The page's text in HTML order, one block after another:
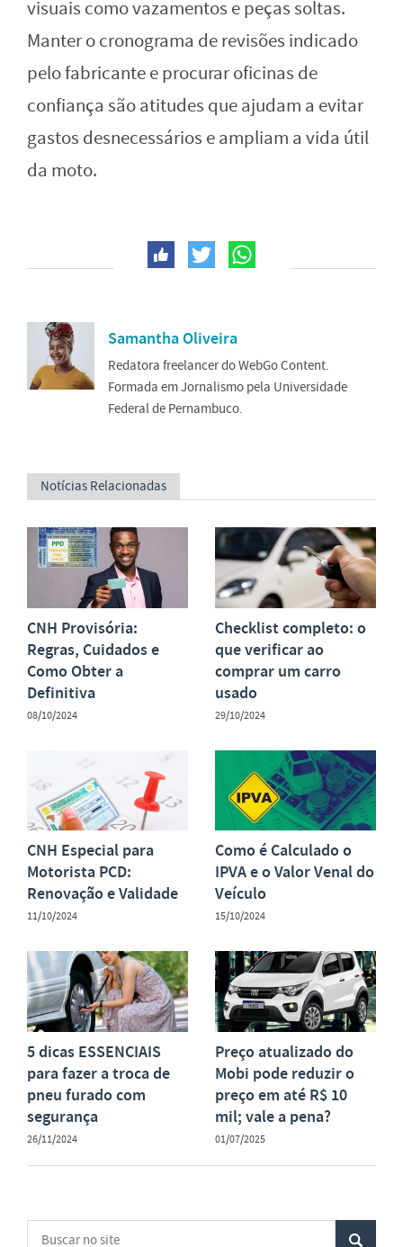
visuais como vazamentos e peças soltas.
Manter o cronograma de revisões indicado
pelo fabricante e procurar oficinas de
confiança são atitudes que ajudam a evitar
gastos desnecessários e ampliam a vida útil
da moto.
Samantha Oliveira
Redatora freelancer do WebGo Content.
Formada em Jornalismo pela Universidade
Federal de Pernambuco.
Notícias Relacionadas
CNH Provisória:
Regras, Cuidados e
Como Obter a
Definitiva
08/10/2024
Checklist completo: o
que verificar ao
comprar um carro
usado
29/10/2024
CNH Especial para
Motorista PCD:
Renovação e Validade
11/10/2024
Como é Calculado o
IPVA e o Valor Venal do
Veículo
15/10/2024
5 dicas ESSENCIAIS
para fazer a troca de
pneu furado com
segurança
26/11/2024
Preço atualizado do
Mobi pode reduzir o
preço em até R$ 10
mil; vale a pena?
01/07/2025